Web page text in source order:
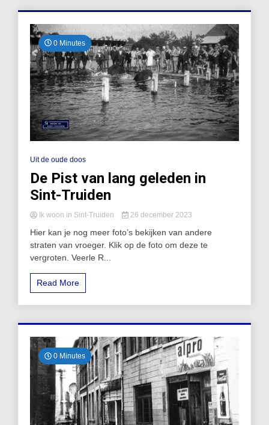
0 Minutes
Uit de oude doos
De Pist van lang geleden in
Sint-Truiden
Ik woon in Sint-Truiden 26 december 2023
Hier kan je nog meer foto’s bekijken van andere
straten van vroeger. Klik op de foto om deze te
vergroten. Veerle R...
Read More
0 Minutes